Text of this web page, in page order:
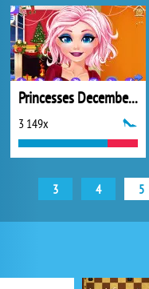
Princesses December Dream
3 149x
3 4 5